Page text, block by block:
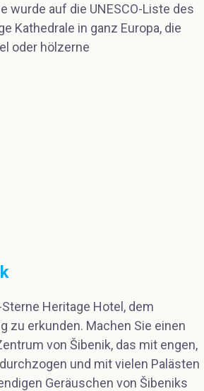
wurde auf die UNESCO-Liste des
Kathedrale in ganz Europa, die
oder hölzerne
Heritage Hotel, dem
zu erkunden. Machen Sie einen
von Šibenik, das mit engen,
und mit vielen Palästen
Geräuschen von Šibeniks